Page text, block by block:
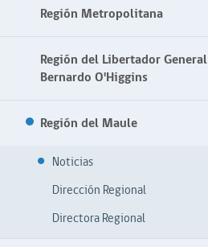
Región Metropolitana
Región del Libertador General
Bernardo O'Higgins
Región del Maule
Noticias
Dirección Regional
Directora Regional